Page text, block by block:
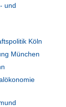
und
Köln
München